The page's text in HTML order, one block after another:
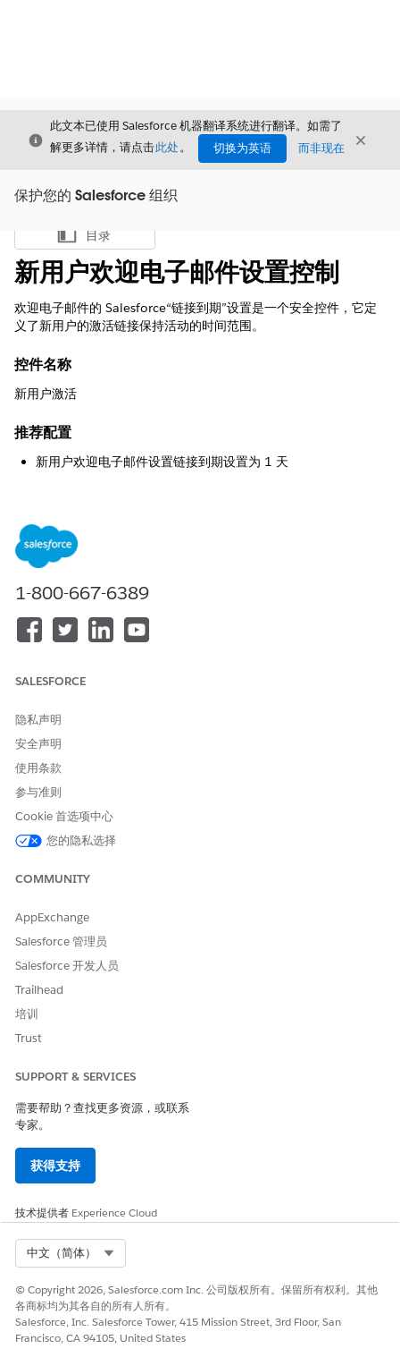
关闭
此文本已使用 Salesforce 机器翻译系统进行翻译。如需了
解更多详情，请点击此处。 切换为英语 而非现在 关闭
保护您的 Salesforce 组织
显示目录
目录
新用户欢迎电子邮件设置控制
欢迎电子邮件的 Salesforce“链接到期”设置是一个安全控件，它定
义了新用户的激活链接保持活动的时间范围。
控件名称
新用户激活
推荐配置
新用户欢迎电子邮件设置链接到期设置为 1 天
控制概览
义了新用户的激活链接保持活动的时间范围。通过限制此窗口，管
度地减少通过过时凭据未经授权访问帐户的风险。
迎”链接在发送后很长时间内被拦截或访问在被盗用的电子邮件
Inbox 中，则组织面临未经授权的帐户接管的风险会增加。此扩展
的业务机会窗口允许威胁行为者激活客户并设置自己的凭据，绕过
预期的安全窗口，并有可能在未被检测到的情况下进入 Salesforce
环境。
威胁场景
制，激活链接在几天或几周前发送。他们成功使用该链接设置自己
前，在您的 Salesforce 环境中获得了合法的立足点。
估计的 CVSS 得分范围
风险影响注意事项
根据用户访问范围，风险增加。
高风险
由于初始登录缺乏多重身份验证 (MFA) 实施，激活链接寿命长的风
险大大增加，这使得拦截链接的攻击者仅通过单一因素获得完全访
问权限。
此外，新用户的登录 IP 范围或受信网络限制的缺失会形成更广泛的
未经授权的位置使用激活链接。
低风险或无风险
为了最大限度地减少长时间激活链接的风险，组织应对所有新用户
强制执行多重身份验证 (MFA)，确保仅拦截的链接不足以在没有第
二个验证因素的情况下获得访问权限。
此外，在简档或组织级别实施登录 IP 范围会将激活过程限制为受信
1-800-667-6389
SALESFORCE
隐私声明
安全声明
使用条款
参与准则
Cookie 首选项中心
您的隐私选择
COMMUNITY
AppExchange
Salesforce 管理员
Salesforce 开发人员
Trailhead
培训
Trust
SUPPORT & SERVICES
需要帮助？查找更多资源，或联系
专家。
获得支持
技术提供者 Experience Cloud
中文（简体）
© Copyright 2026, Salesforce.com Inc. 公司版权所有。保留所有权利。其他
各商标均为其各自的所有人所有。
Salesforce, Inc. Salesforce Tower, 415 Mission Street, 3rd Floor, San
Francisco, CA 94105, United States